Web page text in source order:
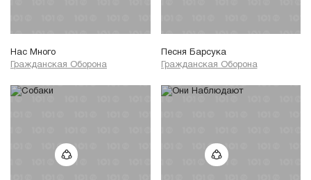
Нас Много
Гражданская Оборона
Песня Барсука
Гражданская Оборона